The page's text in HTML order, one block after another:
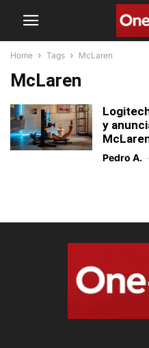
Home Tags McLaren
McLaren
y
Pedro A. -